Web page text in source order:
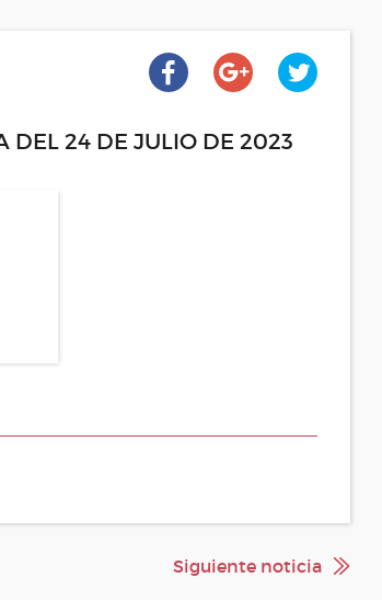
DEL 24 DE JULIO DE 2023
Siguiente noticia